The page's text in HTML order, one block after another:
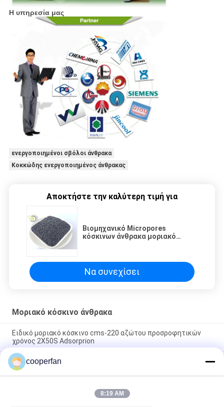
Η υπηρεσία μας
ενεργοποιημένοι σβόλοι άνθρακα
Κοκκώδης ενεργοποιημένος άνθρακας
Αποκτήστε την καλύτερη τιμή για
Βιομηχανικό Micropores
κόσκινων άνθρακα μοριακό
Να συνεχίσει
Μοριακό κόσκινο άνθρακα
Ειδικό μοριακό κόσκινο cms-220 αζώτου προσροφητικών
χρόνος 2X50S Adsorprion
Μακρύ μοριακό κόσκινο cms-240 άνθρακα ζωής υπηρεσιών
με την ισχυρή ικανότητα προσρόφησης
Μακρύ μοριακό κόσκινο cms-260 άνθρακα προσροφητικών
μονοξειδίου του άνθρακα λουρίδων υψηλή παραγωγή του
cooperfan
8:19 AM